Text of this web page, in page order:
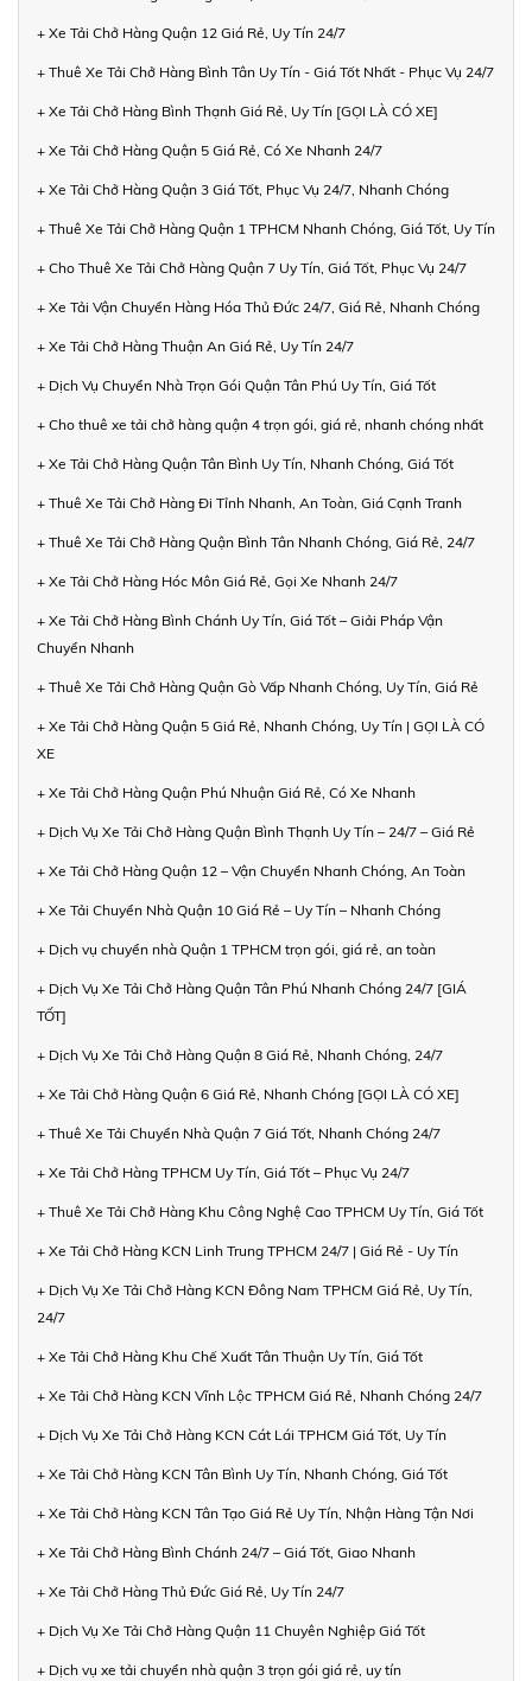
+ Xe Tải Chở Hàng Quận 12 Giá Rẻ, Uy Tín 24/7
+ Thuê Xe Tải Chở Hàng Bình Tân Uy Tín - Giá Tốt Nhất - Phục Vụ 24/7
+ Xe Tải Chở Hàng Bình Thạnh Giá Rẻ, Uy Tín [GỌI LÀ CÓ XE]
+ Xe Tải Chở Hàng Quận 5 Giá Rẻ, Có Xe Nhanh 24/7
+ Xe Tải Chở Hàng Quận 3 Giá Tốt, Phục Vụ 24/7, Nhanh Chóng
+ Thuê Xe Tải Chở Hàng Quận 1 TPHCM Nhanh Chóng, Giá Tốt, Uy Tín
+ Cho Thuê Xe Tải Chở Hàng Quận 7 Uy Tín, Giá Tốt, Phục Vụ 24/7
+ Xe Tải Vận Chuyển Hàng Hóa Thủ Đức 24/7, Giá Rẻ, Nhanh Chóng
+ Xe Tải Chở Hàng Thuận An Giá Rẻ, Uy Tín 24/7
+ Dịch Vụ Chuyển Nhà Trọn Gói Quận Tân Phú Uy Tín, Giá Tốt
+ Cho thuê xe tải chở hàng quận 4 trọn gói, giá rẻ, nhanh chóng nhất
+ Xe Tải Chở Hàng Quận Tân Bình Uy Tín, Nhanh Chóng, Giá Tốt
+ Thuê Xe Tải Chở Hàng Đi Tỉnh Nhanh, An Toàn, Giá Cạnh Tranh
+ Thuê Xe Tải Chở Hàng Quận Bình Tân Nhanh Chóng, Giá Rẻ, 24/7
+ Xe Tải Chở Hàng Hóc Môn Giá Rẻ, Gọi Xe Nhanh 24/7
+ Xe Tải Chở Hàng Bình Chánh Uy Tín, Giá Tốt – Giải Pháp Vận
Chuyển Nhanh
+ Thuê Xe Tải Chở Hàng Quận Gò Vấp Nhanh Chóng, Uy Tín, Giá Rẻ
+ Xe Tải Chở Hàng Quận 5 Giá Rẻ, Nhanh Chóng, Uy Tín | GỌI LÀ CÓ
XE
+ Xe Tải Chở Hàng Quận Phú Nhuận Giá Rẻ, Có Xe Nhanh
+ Dịch Vụ Xe Tải Chở Hàng Quận Bình Thạnh Uy Tín – 24/7 – Giá Rẻ
+ Xe Tải Chở Hàng Quận 12 – Vận Chuyển Nhanh Chóng, An Toàn
+ Xe Tải Chuyển Nhà Quận 10 Giá Rẻ – Uy Tín – Nhanh Chóng
+ Dịch vụ chuyển nhà Quận 1 TPHCM trọn gói, giá rẻ, an toàn
+ Dịch Vụ Xe Tải Chở Hàng Quận Tân Phú Nhanh Chóng 24/7 [GIÁ
TỐT]
+ Dịch Vụ Xe Tải Chở Hàng Quận 8 Giá Rẻ, Nhanh Chóng, 24/7
+ Xe Tải Chở Hàng Quận 6 Giá Rẻ, Nhanh Chóng [GỌI LÀ CÓ XE]
+ Thuê Xe Tải Chuyển Nhà Quận 7 Giá Tốt, Nhanh Chóng 24/7
+ Xe Tải Chở Hàng TPHCM Uy Tín, Giá Tốt – Phục Vụ 24/7
+ Thuê Xe Tải Chở Hàng Khu Công Nghệ Cao TPHCM Uy Tín, Giá Tốt
+ Xe Tải Chở Hàng KCN Linh Trung TPHCM 24/7 | Giá Rẻ - Uy Tín
+ Dịch Vụ Xe Tải Chở Hàng KCN Đông Nam TPHCM Giá Rẻ, Uy Tín,
24/7
+ Xe Tải Chở Hàng Khu Chế Xuất Tân Thuận Uy Tín, Giá Tốt
+ Xe Tải Chở Hàng KCN Vĩnh Lộc TPHCM Giá Rẻ, Nhanh Chóng 24/7
+ Dịch Vụ Xe Tải Chở Hàng KCN Cát Lái TPHCM Giá Tốt, Uy Tín
+ Xe Tải Chở Hàng KCN Tân Bình Uy Tín, Nhanh Chóng, Giá Tốt
+ Xe Tải Chở Hàng KCN Tân Tạo Giá Rẻ Uy Tín, Nhận Hàng Tận Nơi
+ Xe Tải Chở Hàng Bình Chánh 24/7 – Giá Tốt, Giao Nhanh
+ Xe Tải Chở Hàng Thủ Đức Giá Rẻ, Uy Tín 24/7
+ Dịch Vụ Xe Tải Chở Hàng Quận 11 Chuyên Nghiệp Giá Tốt
+ Dịch vụ xe tải chuyển nhà quận 3 trọn gói giá rẻ, uy tín